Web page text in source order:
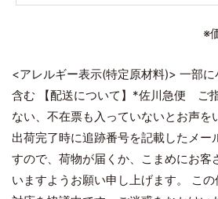
※
<アレルギー表示(特定原材料)> 一部
含む 【配送について】*佐川急便 ご
ない、不在票も入っていないとお声を
出荷完了時に追跡番号を記載したメー
すので、荷物が届くか、こまめにお客
いますようお願い申し上げます。 こ